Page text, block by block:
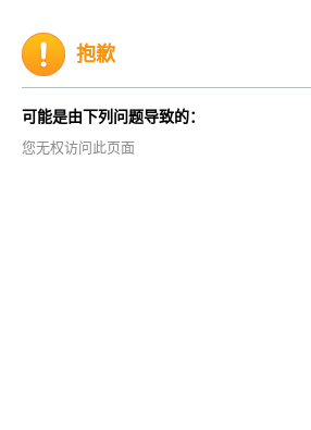
抱歉
可能是由下列问题导致的：
您无权访问此页面